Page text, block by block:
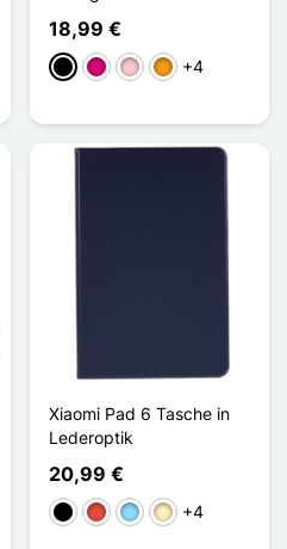
18,99 €
SchwarzMagenta
PinkOrange
+4
Xiaomi Pad 6 Tasche in
Lederoptik
20,99 €
Schwarz
Rot HellblauGolden
+4